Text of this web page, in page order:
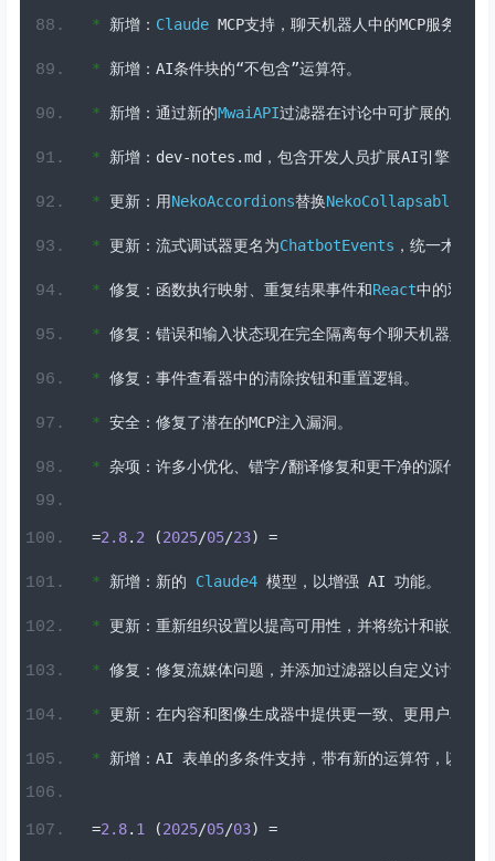
* 新增： Claude MCP支持，聊天机器人中的MCP服务器选
* 新增： AI条件块的“不包含”运算符。
* 新增：通过新的MwaiAPI过滤器在讨论中可扩展的上下
* 新增： dev-notes .md ，包含开发人员扩展AI引擎的提
* 更新：用NekoAccordions替换
* 更新：流式调试器更名为ChatbotEvents ，统一术语
* 修复：函数执行映射、重复结果事件和React中的双重
* 修复：错误和输入状态现在完全隔离每个聊天机器人实
* 修复：事件查看器中的清除按钮和重置逻辑。
* 安全：修复了潜在的MCP注入漏洞。
* 杂项：许多小优化、错字/翻译修复和更干净的源代码注
=2.8. 2 (2025/05/23) =
* 新增：新的 Claude4 模型，以增强 AI 功能。
* 更新：重新组织设置以提高可用性，并将统计和嵌入重
* 修复：修复流媒体问题，并添加过滤器以自定义讨论刷
* 更新：在内容和图像生成器中提供更一致、更用户友好的
* 新增： AI 表单的多条件支持，带有新的运算符，以及
=2.8. 1 (2025/05/03) =